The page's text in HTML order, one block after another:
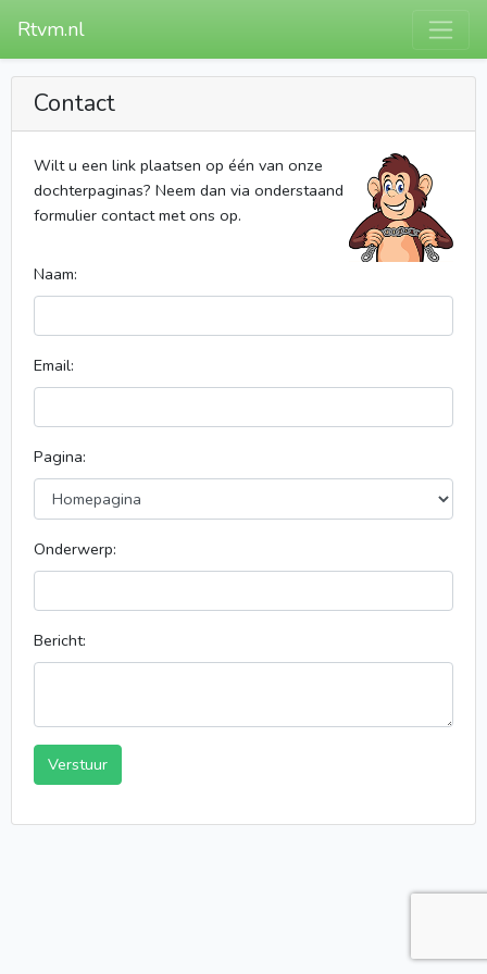
Rtvm.nl
Contact
Wilt u een link plaatsen op één van onze
dochterpaginas? Neem dan via onderstaand
formulier contact met ons op.
Naam:
Email:
Pagina:
Onderwerp:
Bericht:
Verstuur